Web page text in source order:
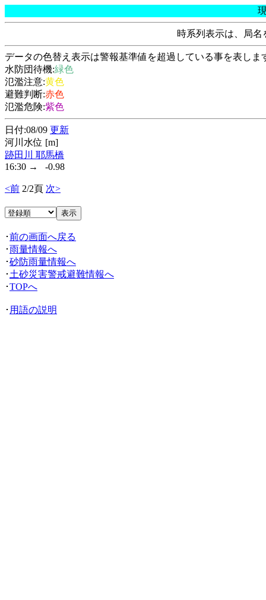
時系列表示は、局
データの色替え表示は警報基準値を超過している事を表しま
水防団待機:緑色
氾濫注意:黄色
避難判断:赤色
氾濫危険:紫色
日付:08/09 更新
河川水位 [m]
跡田川 耶馬橋
16:30 → -0.98
<前 2/2頁 次>
･前の画面へ戻る
･雨量情報へ
･砂防雨量情報へ
･ 土砂災害警戒避難情報へ
･TOPへ
･ 用語の説明